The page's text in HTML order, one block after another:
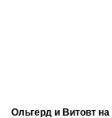
Ольгерд и Витовт на